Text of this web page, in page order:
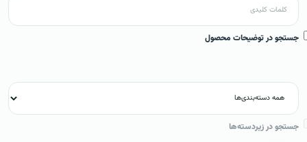
جستجو در توضیحات محصول
جستجو در زیردسته‌ها